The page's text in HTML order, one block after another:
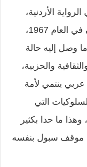
الأردنية،
حيث كتبها سبول بعد هزيمة حزيران في العام 1967،
وصل إليه حالة
والحزبية،
ينتمي لأمة
التي
ما حدا بكثير
موقف سبول بنفسه